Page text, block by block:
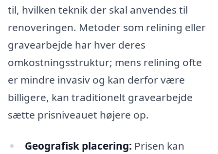
til, hvilken teknik der skal anvendes til
renoveringen. Metoder som relining eller
gravearbejde har hver deres
omkostningsstruktur; mens relining ofte
er mindre invasiv og kan derfor være
billigere, kan traditionelt gravearbejde
sætte prisniveauet højere op.
Geografisk placering: Prisen kan